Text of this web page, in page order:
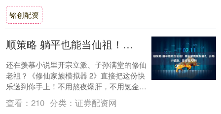
铭创配资
顺策略 躺平也能当仙祖！修仙家族模拟器2，开局小破族，世代皆天骄！
还在羡慕小说里开宗立派、子孙满堂的修仙
老祖？《修仙家族模拟器 2》直接把这份快
乐送到你手上！不用熬夜爆肝，不用氪金花
冤枉钱，轻松上手就能体验从凡人小族到三
界巨擘....
查看： 210 分类： 证券配资网